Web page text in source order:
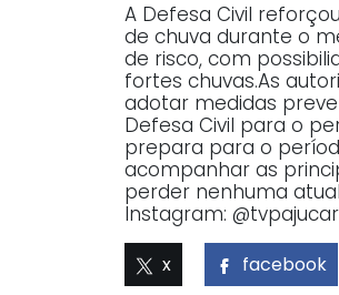
A Defesa Civil
de chuva durante o
de risco, com
fortes chuvas.As
adotar medidas
Defesa Civil para o
prepara para o
acompanhar as
perder nenhuma
Instagram:
x facebook